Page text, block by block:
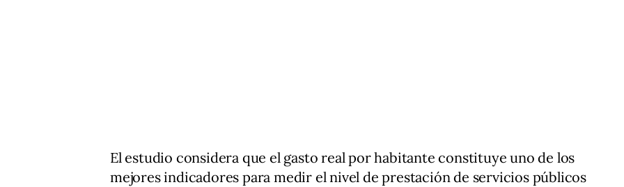
El estudio considera que el gasto real por habitante constituye uno de los
mejores indicadores para medir el nivel de prestación de servicios públicos